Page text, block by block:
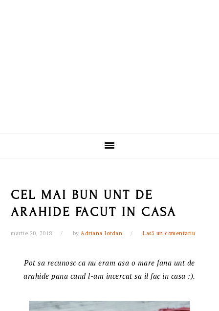
CEL MAI BUN UNT DE
ARAHIDE FACUT IN CASA
martie 20, 2018 byAdriana Iordan Lasă un comentariu
Pot sa recunosc ca nu eram asa o mare fana unt de
arahide pana cand l-am incercat sa il fac in casa :).